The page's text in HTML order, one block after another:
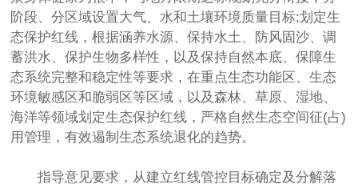
阶段、分区域设置大气、水和土壤环境质量目标;划定生
态保护红线，根据涵养水源、保持水土、防风固沙、调
蓄洪水、保护生物多样性，以及保持自然本底、保障生
态系统完整和稳定性等要求，在重点生态功能区、生态
环境敏感区和脆弱区等区域，以及森林、草原、湿地、
海洋等领域划定生态保护红线，严格自然生态空间征(占)
用管理，有效遏制生态系统退化的趋势。
指导意见要求，从建立红线管控目标确定及分解落